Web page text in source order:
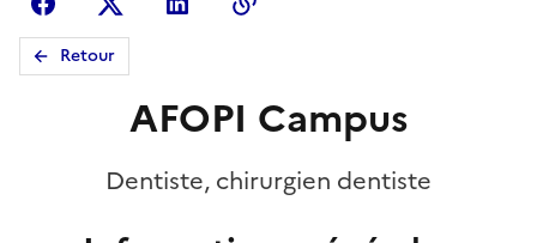
Retour
AFOPI Campus
Dentiste, chirurgien dentiste